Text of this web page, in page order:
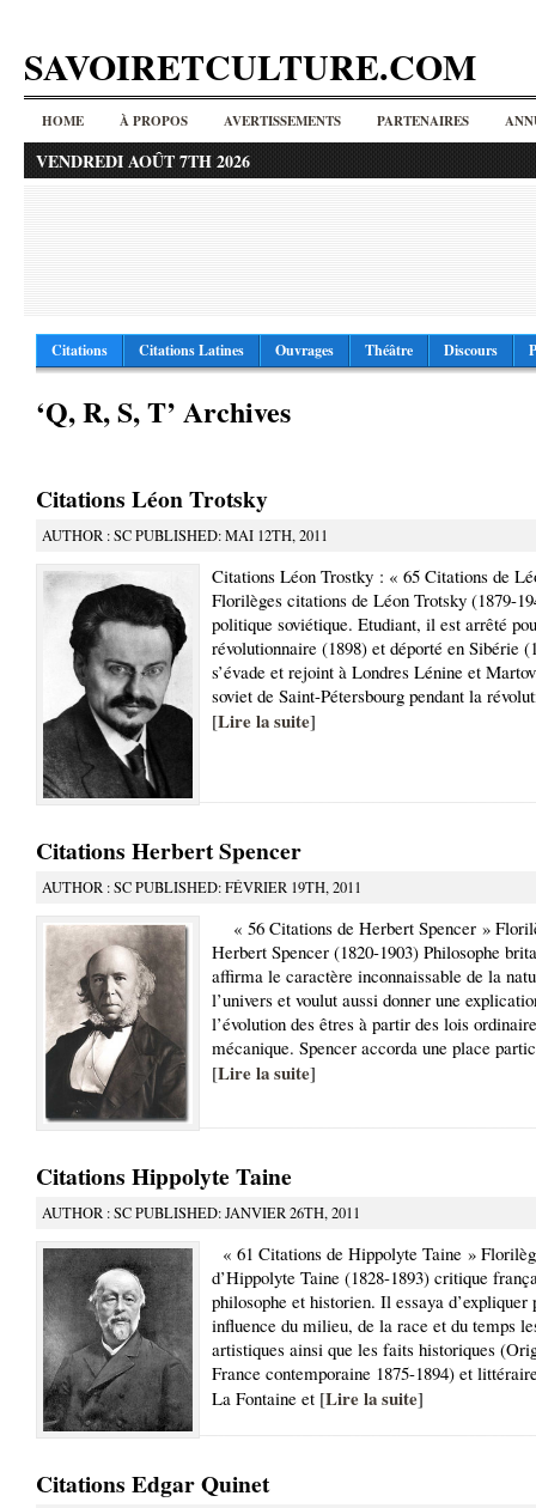
SAVOIRETCULTURE.COM
HOME À PROPOS AVERTISSEMENTS PARTENAIRES
VENDREDI AOÛT 7TH 2026
Citations Citations Latines Ouvrages Théâtre Discours
‘Q, R, S, T’ Archives
Citations Léon Trotsky
AUTHOR : SC PUBLISHED: MAI 12TH, 2011
Citations Léon Trostky : « 65 Citations de
Florilèges citations de Léon Trotsky (1879-
politique soviétique. Etudiant, il est arrêté
révolutionnaire (1898) et déporté en Sibérie
s’évade et rejoint à Londres Lénine et
soviet de Saint-Pétersbourg pendant la
[Lire la suite]
Citations Herbert Spencer
AUTHOR : SC PUBLISHED: FÉVRIER 19TH, 2011
« 56 Citations de Herbert Spencer »
Herbert Spencer (1820-1903) Philosophe
affirma le caractère inconnaissable de la
l’univers et voulut aussi donner une
l’évolution des êtres à partir des lois
mécanique. Spencer accorda une place
[Lire la suite]
Citations Hippolyte Taine
AUTHOR : SC PUBLISHED: JANVIER 26TH, 2011
« 61 Citations de Hippolyte Taine »
d’Hippolyte Taine (1828-1893) critique
philosophe et historien. Il essaya
influence du milieu, de la race et du temps
artistiques ainsi que les faits historiques
France contemporaine 1875-1894) et
La Fontaine et [Lire la suite]
Citations Edgar Quinet